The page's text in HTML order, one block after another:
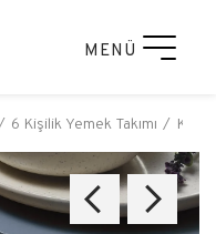
MENÜ
6 Kişilik Yemek Takımı